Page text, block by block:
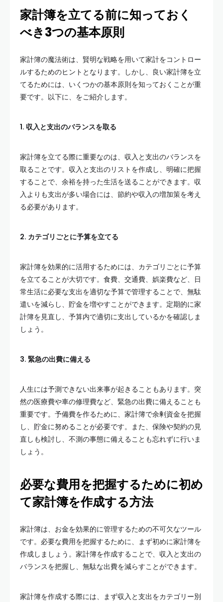
家計簿を立てる前に知っておく
べき3つの基本原則
家計簿の魔法術は、賢明な戦略を用いて家計をコントロー
ルするためのヒントとなります。しかし、良い家計簿を立
てるためには、いくつかの基本原則を知っておくことが重
要です。以下に、をご紹介します。
1. 収入と支出のバランスを取る
家計簿を立てる際に重要なのは、収入と支出のバランスを
取ることです。収入と支出のリストを作成し、明確に把握
することで、余裕を持った生活を送ることができます。収
入よりも支出が多い場合には、節約や収入の増加策を考え
る必要があります。
2. カテゴリごとに予算を立てる
家計簿を効果的に活用するためには、カテゴリごとに予算
を立てることが大切です。食費、交通費、娯楽費など、日
常生活に必要な支出を適切な予算で管理することで、無駄
遣いを減らし、貯金を増やすことができます。定期的に家
計簿を見直し、予算内で適切に支出しているかを確認しま
しょう。
3. 緊急の出費に備える
人生には予測できない出来事が起きることもあります。突
然の医療費や車の修理費など、緊急の出費に備えることも
重要です。予備費を作るために、家計簿で余剰資金を把握
し、貯金に努めることが必要です。また、保険や契約の見
直しも検討し、不測の事態に備えることも忘れずに行いま
しょう。
必要な費用を把握するために初め
て家計簿を作成する方法
家計簿は、お金を効果的に管理するための不可欠なツール
です。必要な費用を把握するために、まず初めに家計簿を
作成しましょう。家計簿を作成することで、収入と支出の
バランスを把握し、無駄な出費を減らすことができます。
家計簿を作成する際には、まず収入と支出をカテゴリー別